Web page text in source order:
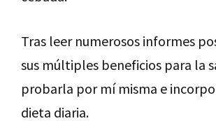
Tras leer numerosos informes
sus múltiples beneficios para la
probarla por mí misma e
dieta diaria.